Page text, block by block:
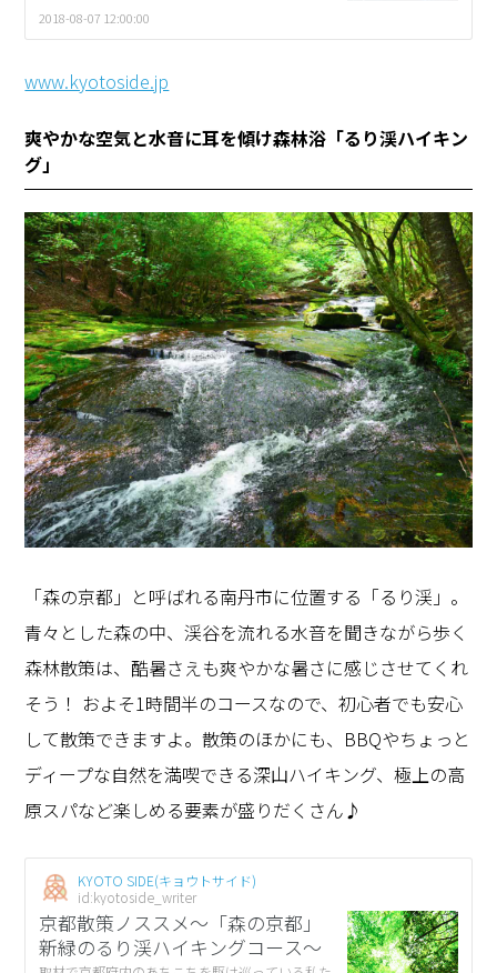
織りなすいくつもの物語を目の当た […]
2018-08-07 12:00:00
www.kyotoside.jp
爽やかな空気と水音に耳を傾け森林浴「るり渓ハイキン
グ」
「森の京都」と呼ばれる南丹市に位置する「るり渓」。
青々とした森の中、渓谷を流れる水音を聞きながら歩く
森林散策は、酷暑さえも爽やかな暑さに感じさせてくれ
そう！ およそ1時間半のコースなので、初心者でも安心
して散策できますよ。散策のほかにも、BBQやちょっと
ディープな自然を満喫できる深山ハイキング、極上の高
原スパなど楽しめる要素が盛りだくさん♪
KYOTO SIDE(キョウトサイド)
id:kyotoside_writer
京都散策ノススメ〜「森の京都」
新緑のるり渓ハイキングコース〜